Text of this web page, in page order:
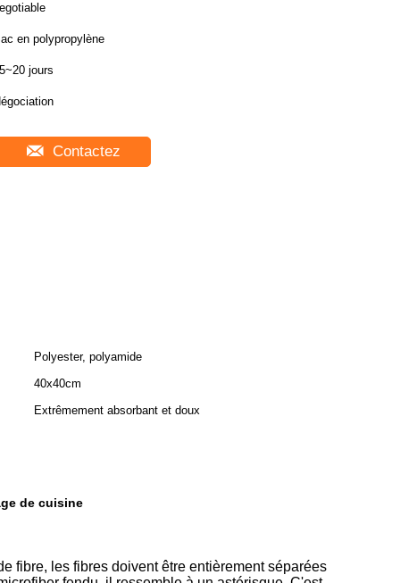
en polypropylène
jours
Contactez
Polyester, polyamide
40x40cm
Extrêmement absorbant et doux
de cuisine
fibre, les fibres doivent être entièrement séparées